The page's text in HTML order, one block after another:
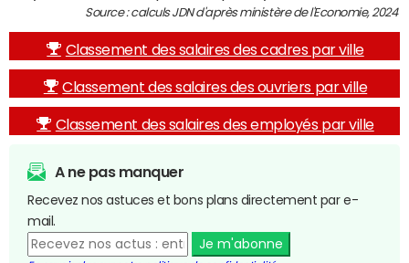
Source : calculs JDN d'après ministère de l'Economie, 2024
Classement des salaires des cadres par ville
Classement des salaires des ouvriers par ville
Classement des salaires des employés par ville
A ne pas manquer
Recevez nos astuces et bons plans directement par e-
mail.
Je m'abonne